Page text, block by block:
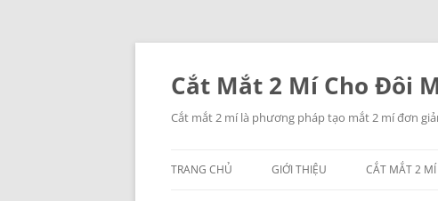
Chuyển
dung
Cắt Mắt 2 Mí Cho Đôi
Cắt mắt 2 mí là phương pháp tạo mắt 2 mí đơn
TRANG CHỦ GIỚI THIỆU CẮT MẮT 2 MÍ